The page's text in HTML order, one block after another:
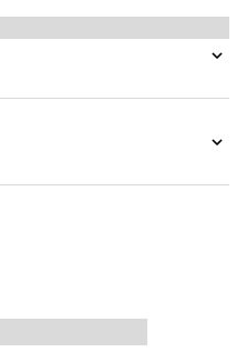
Highlight dieses Baby-T-
Artwork mit einer
MR. MEN™ LITTLE